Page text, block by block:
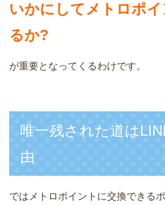
いかにしてメトロポ
るか?
が重要となってくるわけです。
唯一残された道は
由
ではメトロポイントに交換できる